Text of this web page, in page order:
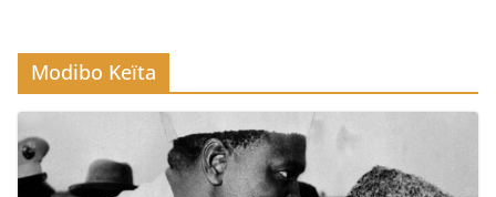
Modibo Keïta